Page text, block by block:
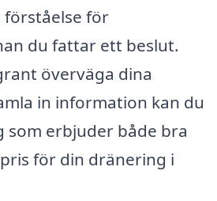
för
du fattar ett beslut.
överväga dina
in information kan du
erbjuder både bra
för din dränering i